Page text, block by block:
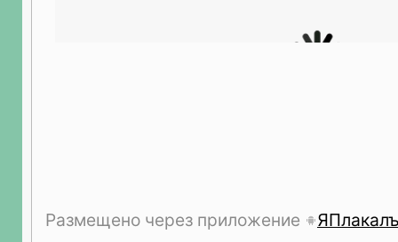
Размещено через приложение